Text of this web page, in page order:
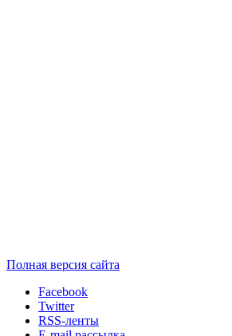
Полная версия сайта
Facebook
Twitter
RSS-ленты